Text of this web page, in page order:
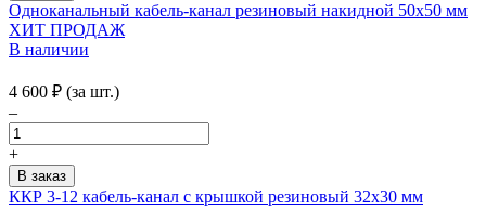
Одноканальный кабель-канал резиновый накидной 50х50 мм
ХИТ ПРОДАЖ
В наличии
4 600 ₽ (за шт.)
–
+
ККР 3-12 кабель-канал с крышкой резиновый 32х30 мм